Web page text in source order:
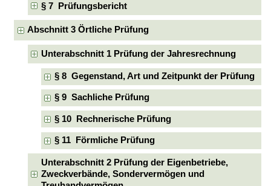
§ 7 Prüfungsbericht
Abschnitt 3 Örtliche Prüfung
Unterabschnitt 1 Prüfung der Jahresrechnung
§ 8 Gegenstand, Art und Zeitpunkt der Prüfung
§ 9 Sachliche Prüfung
§ 10 Rechnerische Prüfung
§ 11 Förmliche Prüfung
Unterabschnitt 2 Prüfung der Eigenbetriebe,
Zweckverbände, Sondervermögen und